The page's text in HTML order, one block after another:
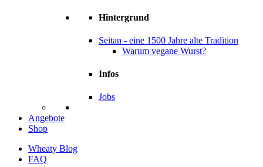
Hintergrund
Seitan - eine 1500 Jahre alte Tradition
Warum vegane Wurst?
Infos
Jobs
Angebote
Shop
Wheaty Blog
FAQ